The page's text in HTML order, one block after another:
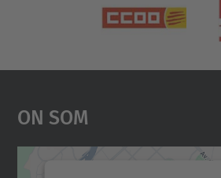
On Som